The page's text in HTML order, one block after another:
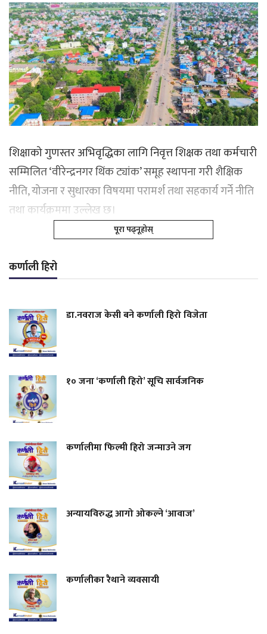
शिक्षाको गुणस्तर अभिवृद्धिका लागि निवृत्त शिक्षक तथा कर्मचारी
सम्मिलित ‘वीरेन्द्रनगर थिंक ट्यांक’ समूह स्थापना गरी शैक्षिक
नीति, योजना र सुधारका विषयमा परामर्श तथा सहकार्य गर्ने नीति
तथा कार्यक्रममा उल्लेख छ।
पूरा पढ्नूहोस्
कर्णाली हिरो
डा.नवराज केसी बने कर्णाली हिरो विजेता
१० जना ‘कर्णाली हिरो’ सूचि सार्वजनिक
कर्णालीमा फिल्मी हिरो जन्माउने जग
अन्यायविरुद्ध आगो ओकल्ने ‘आवाज’
कर्णालीका रैथाने व्यवसायी